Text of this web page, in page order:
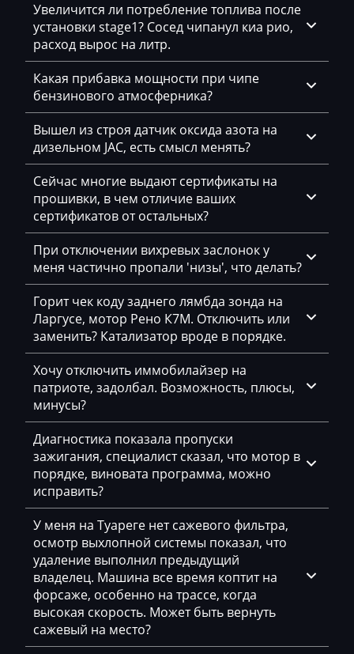
Bell
Bentley
BMW
BobCat
Bomag
Brilliance
Buhler
BYD
Cadillac
Camc
Case
Caterpillar
CFMoto
Challenger
Changan
Changhe
Chery
Chevrolet
Chrysler
Citroen
Claas
CMI
Увеличится ли потребление топлива после
установки stage1? Сосед чипанул киа рио,
расход вырос на литр.
Какая прибавка мощности при чипе
бензинового атмосферника?
Вышел из строя датчик оксида азота на
дизельном JAC, есть смысл менять?
Сейчас многие выдают сертификаты на
прошивки, в чем отличие ваших
сертификатов от остальных?
При отключении вихревых заслонок у
меня частично пропали 'низы', что делать?
Горит чек коду заднего лямбда зонда на
Ларгусе, мотор Рено К7М. Отключить или
заменить? Катализатор вроде в порядке.
Хочу отключить иммобилайзер на
патриоте, задолбал. Возможность, плюсы,
минусы?
Диагностика показала пропуски
зажигания, специалист сказал, что мотор в
порядке, виновата программа, можно
исправить?
У меня на Туареге нет сажевого фильтра,
осмотр выхлопной системы показал, что
удаление выполнил предыдущий
владелец. Машина все время коптит на
форсаже, особенно на трассе, когда
высокая скорость. Может быть вернуть
сажевый на место?